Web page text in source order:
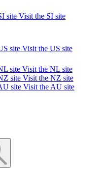
Visit the SI site
Visit the US site
Visit the NL site
Visit the NZ site
Visit the AU site